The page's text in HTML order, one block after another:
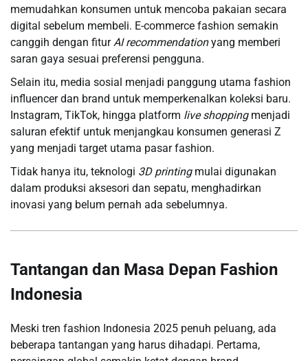
memudahkan konsumen untuk mencoba pakaian secara
digital sebelum membeli. E-commerce fashion semakin
canggih dengan fitur AI recommendationyang memberi
saran gaya sesuai preferensi pengguna.
Selain itu, media sosial menjadi panggung utama fashion
influencer dan brand untuk memperkenalkan koleksi baru.
Instagram, TikTok, hingga platform live shoppingmenjadi
saluran efektif untuk menjangkau konsumen generasi Z
yang menjadi target utama pasar fashion.
Tidak hanya itu, teknologi 3D printingmulai digunakan
dalam produksi aksesori dan sepatu, menghadirkan
inovasi yang belum pernah ada sebelumnya.
Tantangan dan Masa Depan Fashion
Indonesia
Meski tren fashion Indonesia 2025 penuh peluang, ada
beberapa tantangan yang harus dihadapi. Pertama,